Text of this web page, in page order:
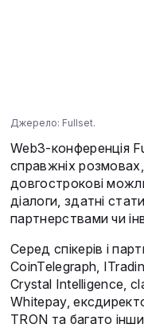
Джерело: Fullset.
Web3-конференція
справжніх
довгострокові
діалоги, здатні
партнерствами чи
Cеред спікерів і
CoinTelegraph,
Crystal Intelligence,
Whitepay,
TRON та багато